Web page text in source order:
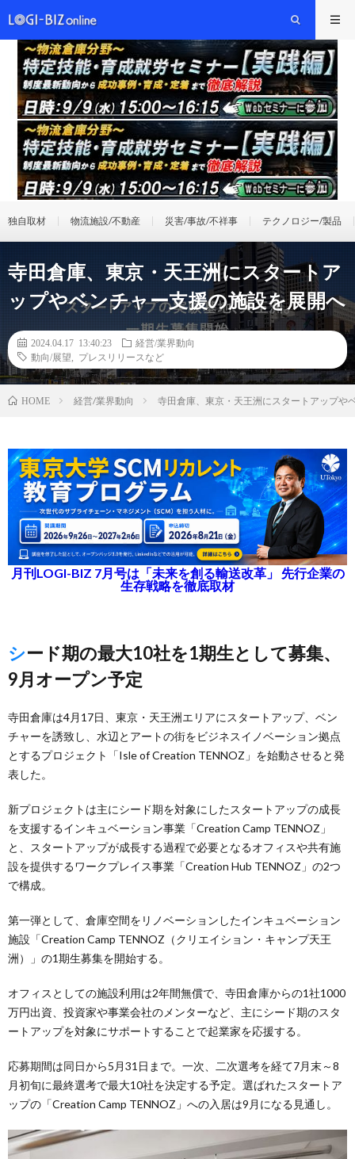
独自取材 物流施設/不動産 災害/事故/不祥事 テクノロジー/製品
寺田倉庫、東京・天王洲にスタートア
ップやベンチャー支援の施設を展開へ
2024.04.17 13:40:23
経営/業界動向
動向/展望
プレスリリースなど
HOME 経営/業界動向 寺田倉庫、東京・天王洲にスタートアップや
月刊LOGI-BIZ 7月号は「未来を創る輸送改革」 先行企業の
生存戦略を徹底取材
シード期の最大10社を1期生として募集、
9月オープン予定
寺田倉庫は4月17日、東京・天王洲エリアにスタートアップ、ベン
チャーを誘致し、水辺とアートの街をビジネスイノベーション拠点
とするプロジェクト「Isle of Creation TENNOZ」を始動させると発
表した。
新プロジェクトは主にシード期を対象にしたスタートアップの成長
を支援するインキュベーション事業「Creation Camp TENNOZ」
と、スタートアップが成長する過程で必要となるオフィスや共有施
設を提供するワークプレイス事業「Creation Hub TENNOZ」の2つ
で構成。
第一弾として、倉庫空間をリノベーションしたインキュベーション
施設「Creation Camp TENNOZ（クリエイション・キャンプ天王
洲）」の1期生募集を開始する。
オフィスとしての施設利用は2年間無償で、寺田倉庫からの1社1000
万円出資、投資家や事業会社のメンターなど、主にシード期のスタ
ートアップを対象にサポートすることで起業家を応援する。
応募期間は同日から5月31日まで。一次、二次選考を経て7月末～8
月初旬に最終選考で最大10社を決定する予定。選ばれたスタートア
ップの「Creation Camp TENNOZ」への入居は9月になる見通し。